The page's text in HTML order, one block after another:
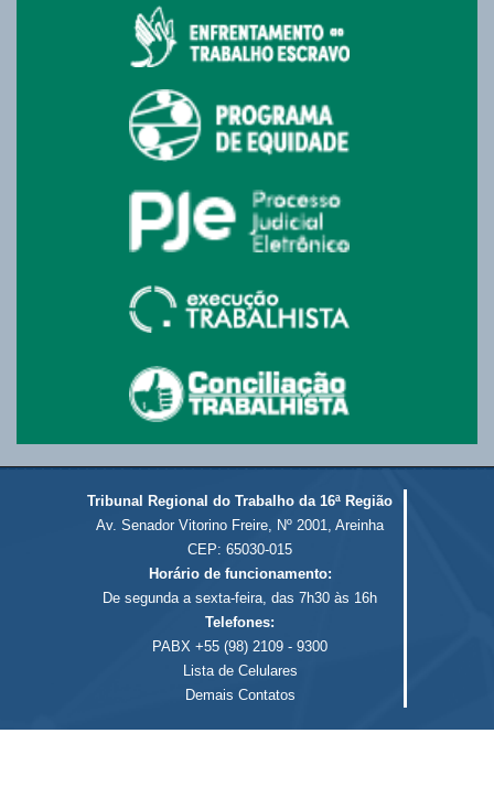
Tribunal Regional do Trabalho da 16ª Região
Av. Senador Vitorino Freire, Nº 2001, Areinha
CEP: 65030-015
Horário de funcionamento:
De segunda a sexta-feira, das 7h30 às 16h
Telefones:
PABX +55 (98) 2109 - 9300
Lista de Celulares
Demais Contatos